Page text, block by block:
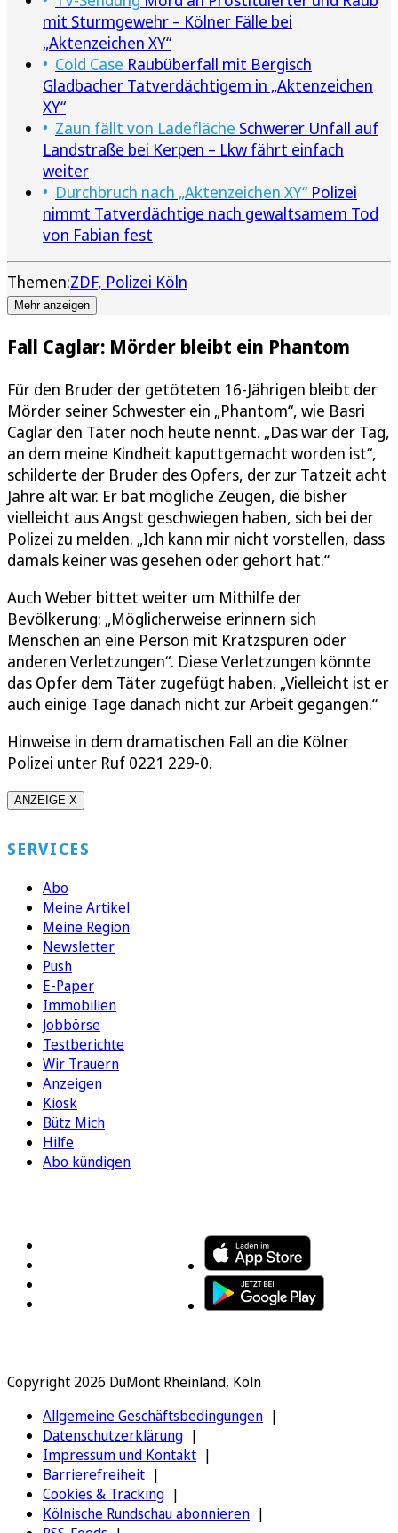
mit Sturmgewehr – Kölner Fälle bei
„Aktenzeichen XY“
Cold Case Raubüberfall mit Bergisch
Gladbacher Tatverdächtigem in „Aktenzeichen
XY“
Zaun fällt von Ladefläche Schwerer Unfall auf
Landstraße bei Kerpen – Lkw fährt einfach
weiter
Durchbruch nach „Aktenzeichen XY“ Polizei
nimmt Tatverdächtige nach gewaltsamem Tod
von Fabian fest
Themen:ZDF Polizei Köln
Mehr anzeigen
Fall Caglar: Mörder bleibt ein Phantom
Für den Bruder der getöteten 16-Jährigen bleibt der
Mörder seiner Schwester ein „Phantom“, wie Basri
Caglar den Täter noch heute nennt. „Das war der Tag,
an dem meine Kindheit kaputtgemacht worden ist“,
schilderte der Bruder des Opfers, der zur Tatzeit acht
Jahre alt war. Er bat mögliche Zeugen, die bisher
vielleicht aus Angst geschwiegen haben, sich bei der
Polizei zu melden. „Ich kann mir nicht vorstellen, dass
damals keiner was gesehen oder gehört hat.“
Auch Weber bittet weiter um Mithilfe der
Bevölkerung: „Möglicherweise erinnern sich
Menschen an eine Person mit Kratzspuren oder
anderen Verletzungen“. Diese Verletzungen könnte
das Opfer dem Täter zugefügt haben. „Vielleicht ist er
auch einige Tage danach nicht zur Arbeit gegangen.“
Hinweise in dem dramatischen Fall an die Kölner
Polizei unter Ruf 0221 229-0.
ANZEIGE X
SERVICES
Abo
Meine Artikel
Meine Region
Newsletter
Push
E-Paper
Immobilien
Jobbörse
Testberichte
Wir Trauern
Anzeigen
Kiosk
Bütz Mich
Hilfe
Abo kündigen
Copyright 2026 DuMont Rheinland, Köln
Allgemeine Geschäftsbedingungen
Datenschutzerklärung
Impressum und Kontakt
Barrierefreiheit
Cookies & Tracking
Kölnische Rundschau abonnieren